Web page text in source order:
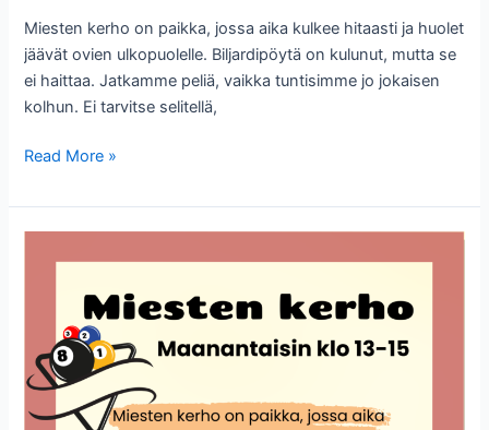
Miesten kerho on paikka, jossa aika kulkee hitaasti ja huolet
jäävät ovien ulkopuolelle. Biljardipöytä on kulunut, mutta se
ei haittaa. Jatkamme peliä, vaikka tuntisimme jo jokaisen
kolhun. Ei tarvitse selitellä,
Miesten
Read More »